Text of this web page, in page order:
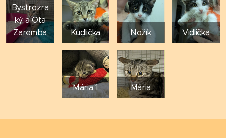
Bystrozra
ký a Ota
Zaremba
Kudlička Nožík Vidlička
Mária 1 Mária